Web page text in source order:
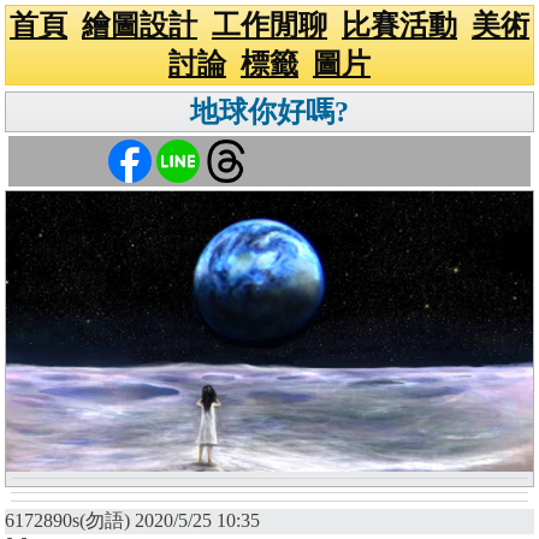
首頁 繪圖設計 工作閒聊 比賽活動 美術
討論 標籤
圖片
地球你好嗎?
6172890s(勿語) 2020/5/25 10:35